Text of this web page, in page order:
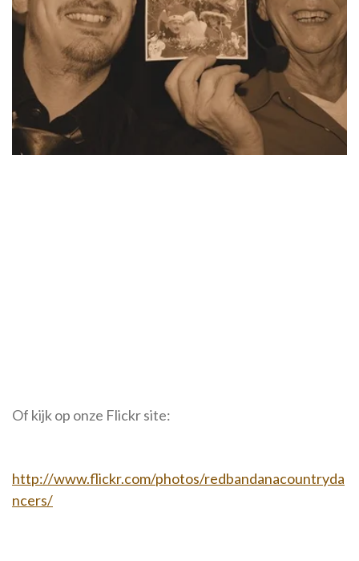
Of kijk op onze Flickr site:
http://www.flickr.com/photos/redbandanacountryda
ncers/